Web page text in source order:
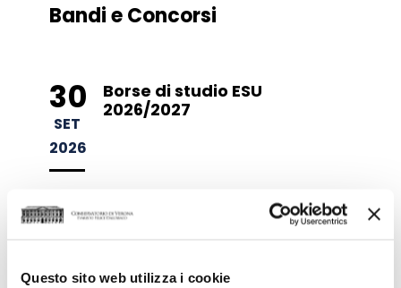
Questo sito web utilizza i cookie
Bandi e Concorsi
30
SET
2026
Borse di studio ESU
2026/2027
31
Bando Residenze ESU a.a.
2026-27